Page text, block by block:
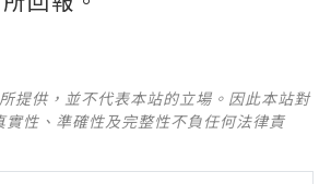
提供，並不代表本站的立場。因此本站對
實性、準確性及完整性不負任何法律責